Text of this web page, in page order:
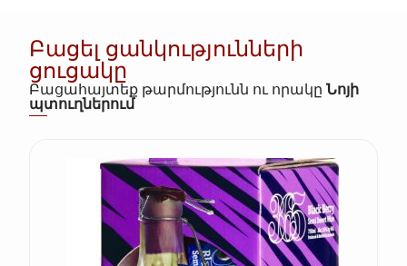
Բացել ցանկությունների
ցուցակը
Բացահայտեք թարմությունն ու որակըՆոյի
պտուղներում